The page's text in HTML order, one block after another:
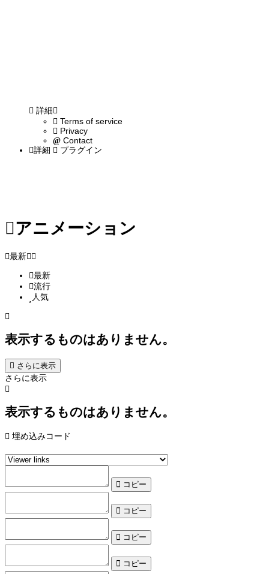
詳細
詳細
Terms of service
Privacy
Contact
プラグイン
アニメーション
最新
最新
流行
人気
表示するものはありません。
さらに表示
さらに表示
表示するものはありません。
埋め込みコード
コピー
コピー
コピー
コピー